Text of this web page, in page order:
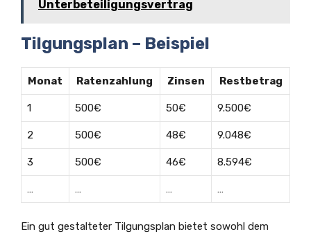
Unterbeteiligungsvertrag
Tilgungsplan – Beispiel
Monat Ratenzahlung Zinsen Restbetrag
1 500€ 50€ 9.500€
2 500€ 48€ 9.048€
3 500€ 46€ 8.594€
… … … …
Ein gut gestalteter Tilgungsplan bietet sowohl dem